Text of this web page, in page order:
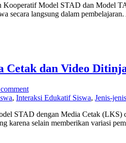
Kooperatif Model STAD dan
secara langsung dalam
Cetak dan Video
, Interaksi Edukatif Siswa, Jenis-
STAD dengan Media Cetak
karena selain memberikan variasi